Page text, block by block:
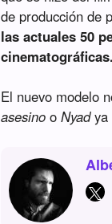
de producción de
las actuales 50
cinematográficas.
El nuevo modelo
asesino oNyadya